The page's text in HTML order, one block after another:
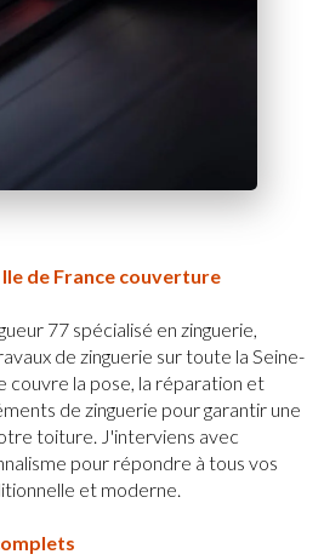
de France couverture
77 spécialisé en zinguerie,
de zinguerie sur toute la Seine-
la pose, la réparation et
de zinguerie pour garantir une
toiture. J'interviens avec
pour répondre à tous vos
et moderne.